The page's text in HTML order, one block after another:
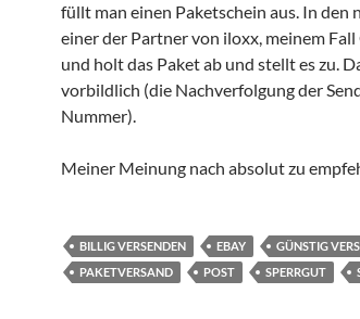
füllt man einen Paketschein aus. In den
einer der Partner von iloxx, meinem Fall
und holt das Paket ab und stellt es zu.
vorbildlich (die Nachverfolgung der
Nummer).
Meiner Meinung nach absolut zu
BILLIG VERSENDEN EBAY GÜNSTIG
PAKETVERSAND
POST SPERRGUT